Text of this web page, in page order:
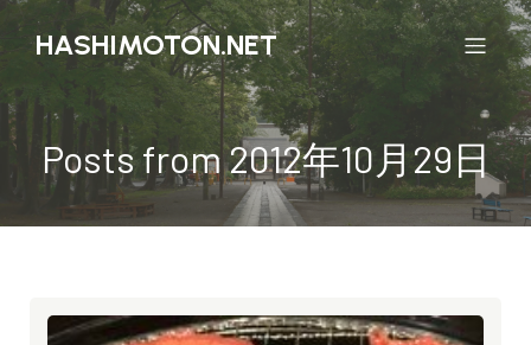
HASHIMOTON.NET
Posts from 2012年10月29日